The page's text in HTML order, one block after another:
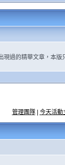
現過的精華文章，本版
管理團隊| 今天活動